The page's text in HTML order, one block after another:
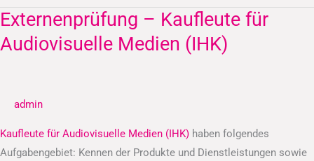
Externenprüfung – Kaufleute für
Audiovisuelle Medien (IHK)
admin
Kaufleute für Audiovisuelle Medien (IHK) haben folgendes
Aufgabengebiet: Kennen der Produkte und Dienstleistungen sowie
Externenprüfung
–
Kaufleute
Medien
(IHK)